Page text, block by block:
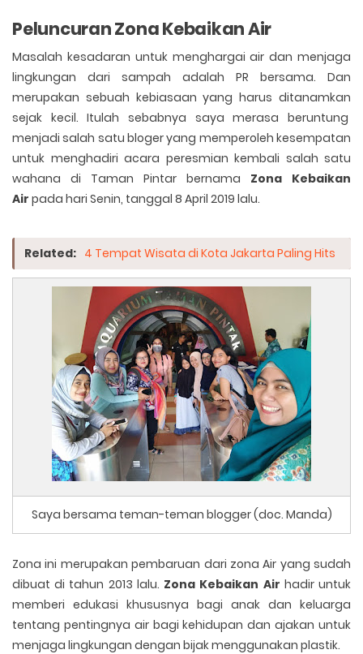
Peluncuran Zona Kebaikan Air
Masalah kesadaran untuk menghargai air dan menjaga
lingkungan dari sampah adalah PR bersama. Dan
merupakan sebuah kebiasaan yang harus ditanamkan
sejak kecil. Itulah sebabnya saya merasa beruntung
menjadi salah satu bloger yang memperoleh kesempatan
untuk menghadiri acara peresmian kembali salah satu
wahana di Taman Pintar bernama Zona Kebaikan
Air pada hari Senin, tanggal 8 April 2019 lalu.
Related: 4 Tempat Wisata di Kota Jakarta Paling Hits
Saya bersama teman-teman blogger (doc. Manda)
Zona ini merupakan pembaruan dari zona Air yang sudah
dibuat di tahun 2013 lalu. Zona Kebaikan Air hadir untuk
memberi edukasi khususnya bagi anak dan keluarga
tentang pentingnya air bagi kehidupan dan ajakan untuk
menjaga lingkungan dengan bijak menggunakan plastik.